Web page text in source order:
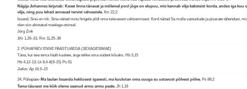
Nägija Johannes kirjutab: Keset linna tänavat ja mõlemal pool jõge on elupuu, mis kannab vilja kaksteist korda, andes iga kuu
vilja, ning puu lehed annavad tervist rahvastele.
Ilm 22,2
Issand, Sinu on riik. Sina näitad minu hingele pildi oma tulevasest valitsemisest. Kord näitad Sa mulle vastuolude ja pisarate tähendust,
olen siin ahistatud meelega otsinud.
Jörg Zink
1Kr 1,26–31; Rm 11,25–36
2. PÜHAPÄEV ENNE PAASTUAEGA (SEXAGESIMAE)
Täna, kui teie tema häält kuulete, ärge tehke oma südant kõvaks. Hb 3,15
Hb 4,12-13; Lk 8,4-8(9-15) Ps 61
Jutlus: Ap 16,9–15
24. Pühapäev Ma laulan Issanda heldusest igavesti, ma kuulutan oma suuga su ustavust põlvest põlve. Ps 89,2
Tema täiusest me kõik oleme saanud armu armu peale.Jh 1,16